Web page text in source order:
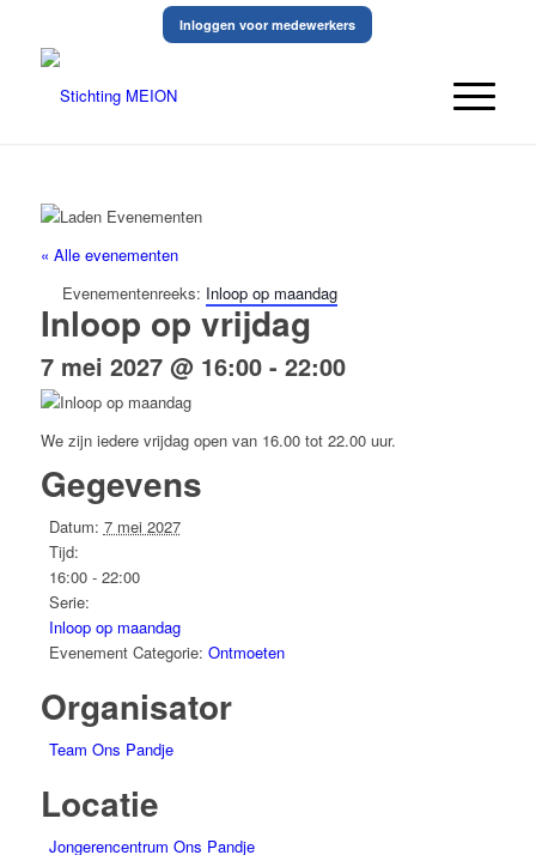
Inloggen voor medewerkers
« Alle evenementen
Evenementenreeks: Inloop op maandag
Inloop op vrijdag
7 mei 2027 @ 16:00- 22:00
We zijn iedere vrijdag open van 16.00 tot 22.00 uur.
Gegevens
Datum: 7 mei 2027
Tijd:
16:00 - 22:00
Serie:
Inloop op maandag
Evenement Categorie: Ontmoeten
Organisator
Team Ons Pandje
Locatie
Jongerencentrum Ons Pandje